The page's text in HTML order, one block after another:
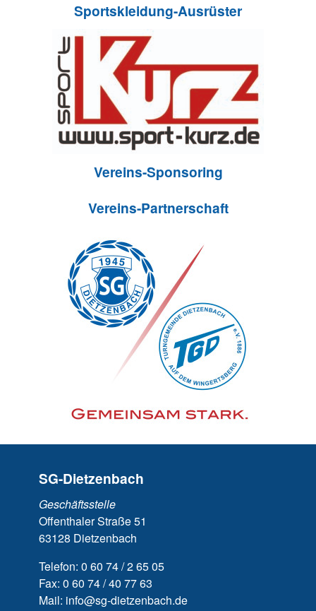
Sportskleidung-Ausrüster
Vereins-Sponsoring
Vereins-Partnerschaft
SG-Dietzenbach
Geschäftsstelle
Offenthaler Straße 51
63128 Dietzenbach
Telefon: 0 60 74 / 2 65 05
Fax: 0 60 74 / 40 77 63
Mail: info@sg-dietzenbach.de